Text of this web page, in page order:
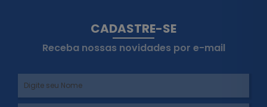
CADASTRE-SE
Receba nossas novidades por e-mail